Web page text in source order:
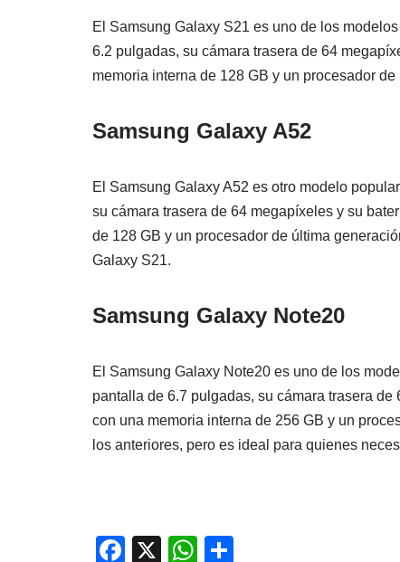
El Samsung Galaxy S21 es uno de los
6.2 pulgadas, su cámara trasera de 64
memoria interna de 128 GB y un procesador
Samsung Galaxy A52
El Samsung Galaxy A52 es otro modelo
su cámara trasera de 64 megapíxeles y su
de 128 GB y un procesador de última
Galaxy S21.
Samsung Galaxy Note20
El Samsung Galaxy Note20 es uno de los
pantalla de 6.7 pulgadas, su cámara trasera
con una memoria interna de 256 GB y un
los anteriores, pero es ideal para quienes
F X W